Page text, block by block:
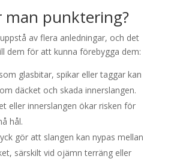
man punktering?
av flera anledningar, och det
dem för att kunna förebygga dem:
glasbitar, spikar eller taggar kan
däcket och skada innerslangen.
eller innerslangen ökar risken för
hål.
gör att slangen kan nypas mellan
särskilt vid ojämn terräng eller